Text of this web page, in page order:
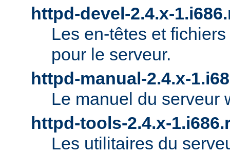
httpd-devel-2.4.x-
Les en-têtes et
pour le serveur.
httpd-manual-2.4.x-
Le manuel du serveur
httpd-tools-2.4.x-
Les utilitaires du